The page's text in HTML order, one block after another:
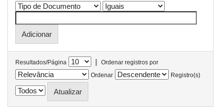
Resultados/Página |
Ordenar registros por
Ordenar
Registro(s)